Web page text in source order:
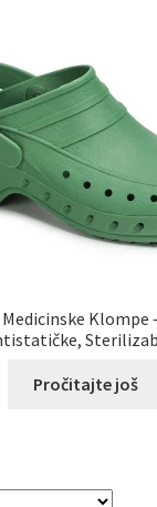
Pročitajte još